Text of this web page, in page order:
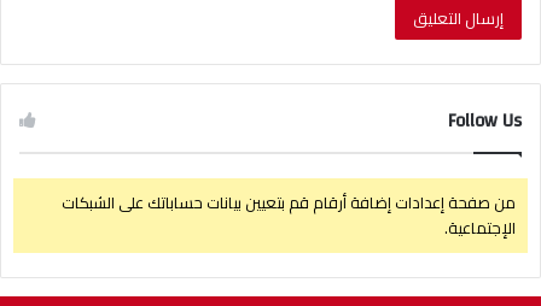
Follow Us
من صفحة إعدادات إضافة أرقام قم بتعيين بيانات حساباتك على الشبكات
الإجتماعية.